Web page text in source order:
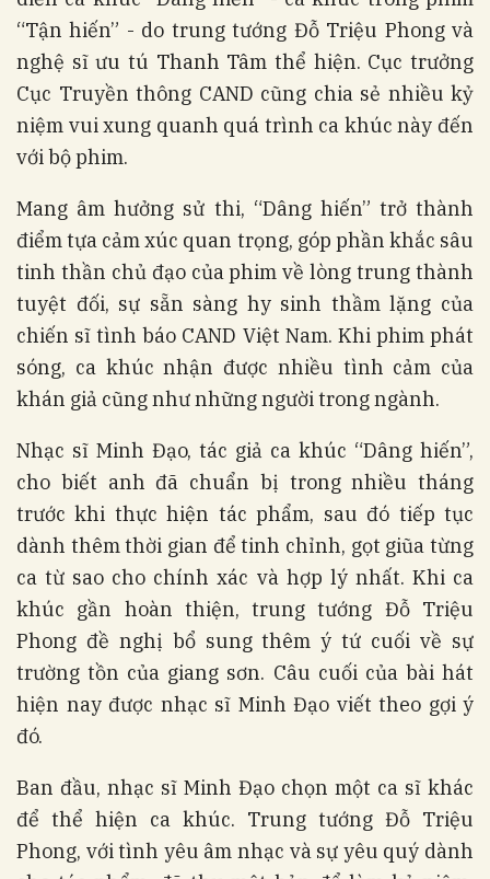
“Tận hiến” - do trung tướng Đỗ Triệu Phong và
nghệ sĩ ưu tú Thanh Tâm thể hiện. Cục trưởng
Cục Truyền thông CAND cũng chia sẻ nhiều kỷ
niệm vui xung quanh quá trình ca khúc này đến
với bộ phim.
Mang âm hưởng sử thi, “Dâng hiến” trở thành
điểm tựa cảm xúc quan trọng, góp phần khắc sâu
tinh thần chủ đạo của phim về lòng trung thành
tuyệt đối, sự sẵn sàng hy sinh thầm lặng của
chiến sĩ tình báo CAND Việt Nam. Khi phim phát
sóng, ca khúc nhận được nhiều tình cảm của
khán giả cũng như những người trong ngành.
Nhạc sĩ Minh Đạo, tác giả ca khúc “Dâng hiến”,
cho biết anh đã chuẩn bị trong nhiều tháng
trước khi thực hiện tác phẩm, sau đó tiếp tục
dành thêm thời gian để tinh chỉnh, gọt giũa từng
ca từ sao cho chính xác và hợp lý nhất. Khi ca
khúc gần hoàn thiện, trung tướng Đỗ Triệu
Phong đề nghị bổ sung thêm ý tứ cuối về sự
trường tồn của giang sơn. Câu cuối của bài hát
hiện nay được nhạc sĩ Minh Đạo viết theo gợi ý
đó.
Ban đầu, nhạc sĩ Minh Đạo chọn một ca sĩ khác
để thể hiện ca khúc. Trung tướng Đỗ Triệu
Phong, với tình yêu âm nhạc và sự yêu quý dành